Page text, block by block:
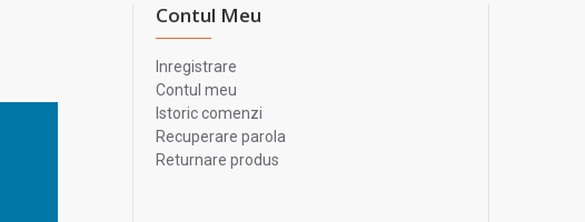
Contul Meu
Inregistrare
Contul meu
Istoric comenzi
Recuperare parola
Returnare produs